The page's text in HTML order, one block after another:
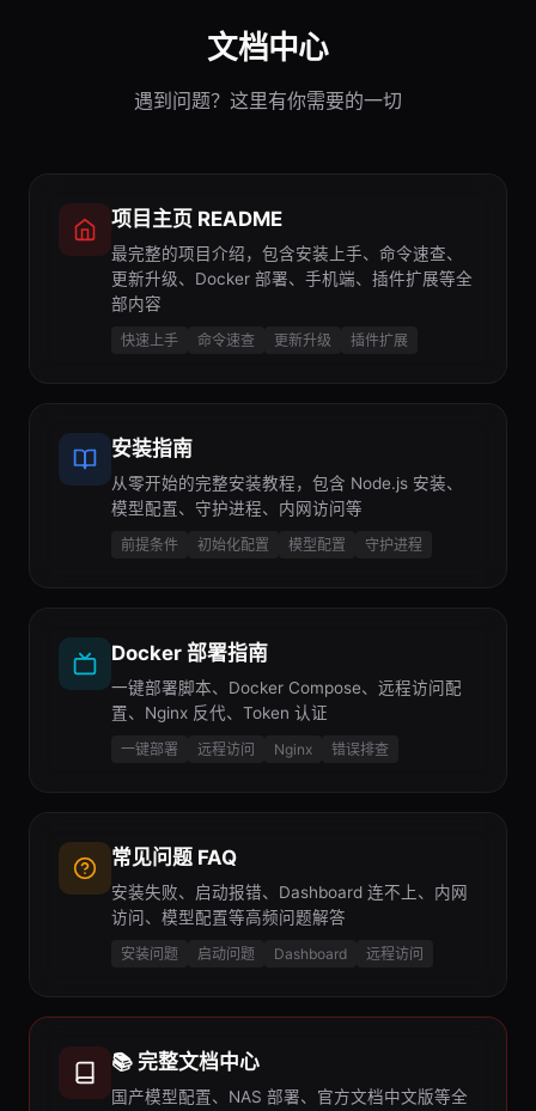
文档中心
遇到问题？这里有你需要的一切
项目主页 README
最完整的项目介绍，包含安装上手、命令速查、
更新升级、Docker 部署、手机端、插件扩展等全
部内容
快速上手 命令速查 更新升级 插件扩展
安装指南
从零开始的完整安装教程，包含 Node.js 安装、
模型配置、守护进程、内网访问等
前提条件 初始化配置 模型配置 守护进程
Docker 部署指南
一键部署脚本、Docker Compose、远程访问配
置、Nginx 反代、Token 认证
一键部署 远程访问 Nginx 错误排查
常见问题 FAQ
安装失败、启动报错、Dashboard 连不上、内网
访问、模型配置等高频问题解答
安装问题 启动问题 Dashboard 远程访问
📚 完整文档中心
国产模型配置、NAS 部署、官方文档中文版等全